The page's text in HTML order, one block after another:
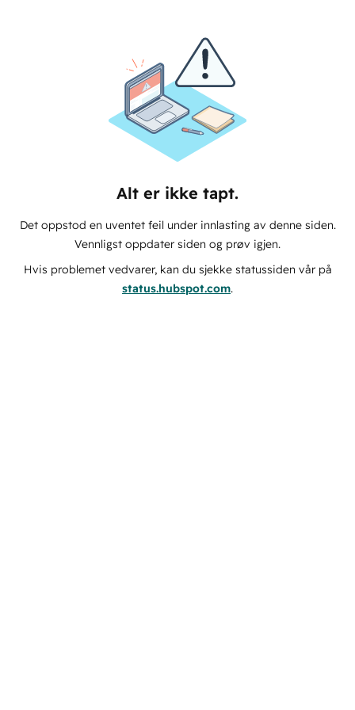
Alt er ikke tapt.
Det oppstod en uventet feil under innlasting av denne siden.
Vennligst oppdater siden og prøv igjen.
Hvis problemet vedvarer, kan du sjekke statussiden vår på
status.hubspot.com.